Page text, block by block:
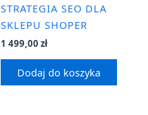
STRATEGIA SEO DLA
SKLEPU SHOPER
1 499,00 zł
Dodaj do koszyka